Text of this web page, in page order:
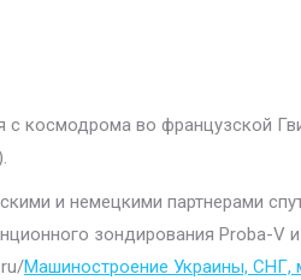
с космодрома во французской
и немецкими партнерами
зондирования Proba-V
Машиностроение Украины, СНГ,